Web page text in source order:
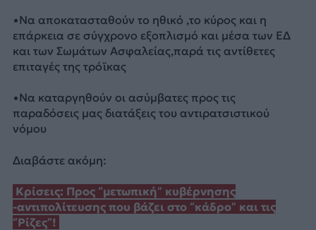
•Να αποκατασταθούν το ηθικό ,το κύρος και η
επάρκεια σε σύγχρονο εξοπλισμό και μέσα των ΕΔ
και των Σωμάτων Ασφαλείας,παρά τις αντίθετες
επιταγές της τρόϊκας
•Να καταργηθούν οι ασύμβατες προς τις
παραδόσεις μας διατάξεις του αντιρατσιστικού
νόμου
Διαβάστε ακόμη:
Κρίσεις: Προς “μετωπική” κυβέρνησης
-αντιπολίτευσης που βάζει στο “κάδρο” και τις
“Ρίζες”!